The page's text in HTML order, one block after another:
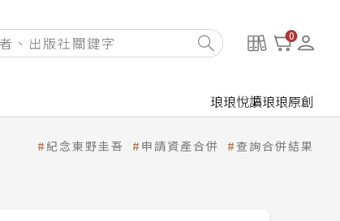
0
琅琅悅讀琅琅原創
紀念東野圭吾 申請資產合併 查詢合併結果